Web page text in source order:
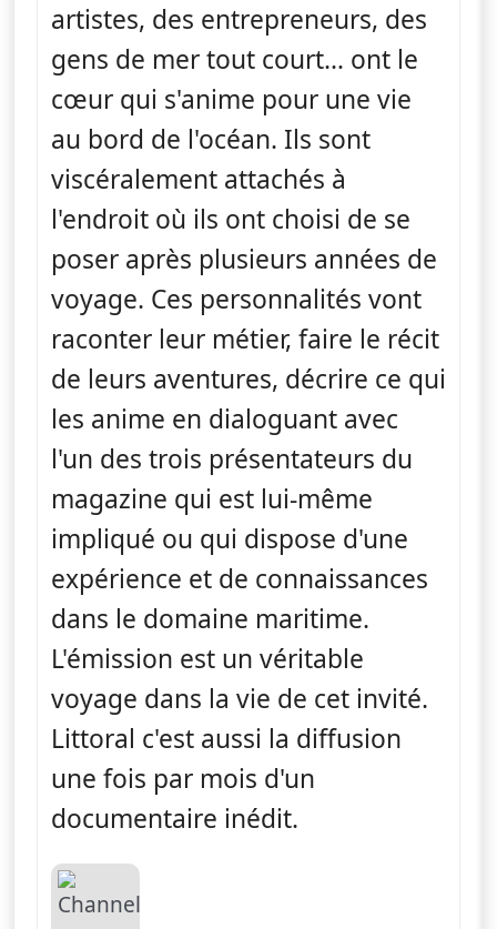
artistes, des entrepreneurs, des
gens de mer tout court… ont le
cœur qui s'anime pour une vie
au bord de l'océan. Ils sont
viscéralement attachés à
l'endroit où ils ont choisi de se
poser après plusieurs années de
voyage. Ces personnalités vont
raconter leur métier, faire le récit
de leurs aventures, décrire ce qui
les anime en dialoguant avec
l'un des trois présentateurs du
magazine qui est lui-même
impliqué ou qui dispose d'une
expérience et de connaissances
dans le domaine maritime.
L'émission est un véritable
voyage dans la vie de cet invité.
Littoral c'est aussi la diffusion
une fois par mois d'un
documentaire inédit.